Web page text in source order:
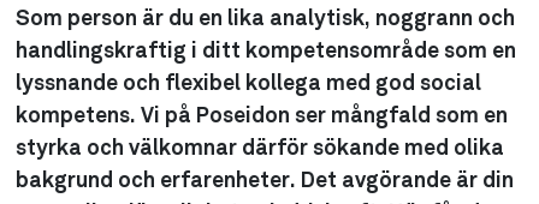
Som person är du en lika analytisk, noggrann och
handlingskraftig i ditt kompetensområde som en
lyssnande och flexibel kollega med god social
kompetens. Vi på Poseidon ser mångfald som en
styrka och välkomnar därför sökande med olika
bakgrund och erfarenheter. Det avgörande är din